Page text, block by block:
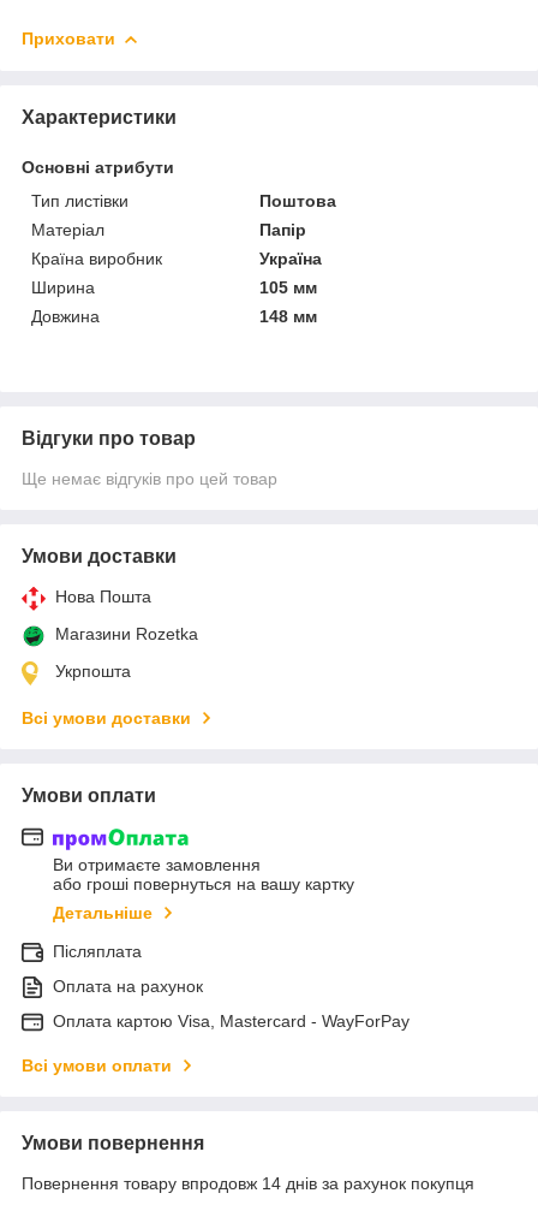
Приховати
Характеристики
Основні атрибути
Тип листівки
Поштова
Матеріал
Папір
Країна виробник
Україна
Ширина
105 мм
Довжина
148 мм
Відгуки про товар
Ще немає відгуків про цей товар
Умови доставки
Нова Пошта
Магазини Rozetka
Укрпошта
Всі умови доставки
Умови оплати
Ви отримаєте замовлення
або гроші повернуться на вашу картку
Детальніше
Післяплата
Оплата на рахунок
Оплата картою Visa, Mastercard - WayForPay
Всі умови оплати
Умови повернення
Повернення товару впродовж 14 днів за рахунок покупця